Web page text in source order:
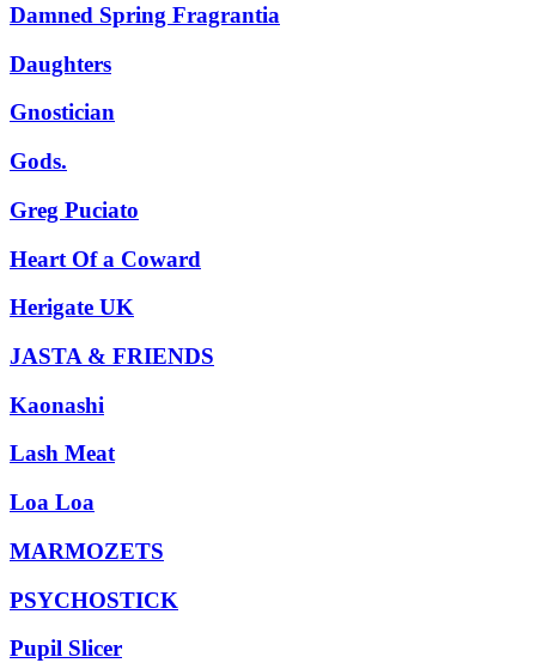
Damned Spring Fragrantia
Daughters
Gnostician
Gods.
Greg Puciato
Heart Of a Coward
Herigate UK
JASTA & FRIENDS
Kaonashi
Lash Meat
Loa Loa
MARMOZETS
PSYCHOSTICK
Pupil Slicer